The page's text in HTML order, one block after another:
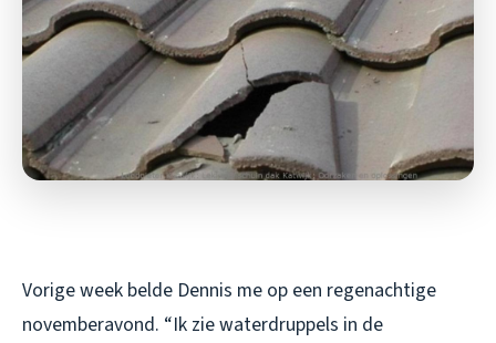
Vorige week belde Dennis me op een regenachtige
novemberavond. “Ik zie waterdruppels in de